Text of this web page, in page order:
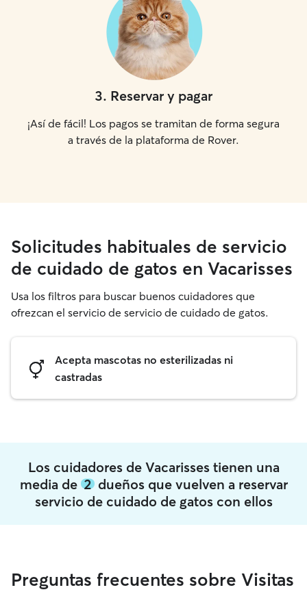
3. Reservar y pagar
¡Así de fácil! Los pagos se tramitan de forma segura
a través de la plataforma de Rover.
Solicitudes habituales de servicio
de cuidado de gatos en Vacarisses
Usa los filtros para buscar buenos cuidadores que
ofrezcan el servicio de servicio de cuidado de gatos.
Acepta mascotas no esterilizadas ni
castradas
Los cuidadores de Vacarisses tienen una
media de 2dueños que vuelven a reservar
servicio de cuidado de gatos con ellos
Preguntas frecuentes sobre Visitas